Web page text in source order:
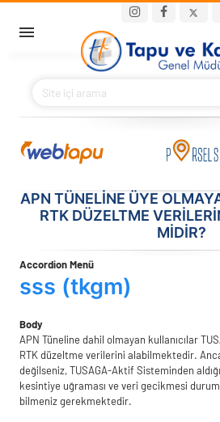
Main navigation
BAKANIMIZ
KURUMSAL
PROJELER
APN TÜNELINE ÜYE
RTK DÜZELTME
MIDIR?
Accordion Menü
sss (tkgm)
Body
APN Tüneline dahil olmayan kullanıcılar
RTK düzeltme verilerini alabilmektedir.
değilseniz, TUSAGA-Aktif Sisteminden
kesintiye uğraması ve veri gecikmesi
bilmeniz gerekmektedir.